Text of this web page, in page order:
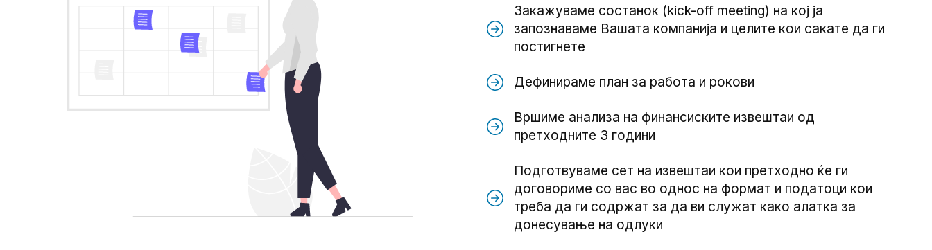
Закажуваме состанок (kick-off meeting) на кој ја
запознаваме Вашата компанија и целите кои сакате да ги
постигнете
Дефинираме план за работа и рокови
Вршиме анализа на финансиските извештаи од
претходните 3 години
Подготвуваме сет на извештаи кои претходно ќе ги
договориме со вас во однос на формат и податоци кои
треба да ги содржат за да ви служат како алатка за
донесување на одлуки